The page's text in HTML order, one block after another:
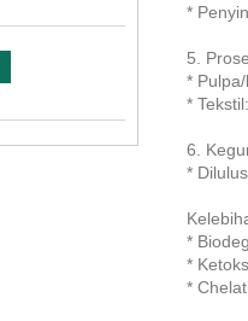
*
5.
*
*
6.
*
*
*
*